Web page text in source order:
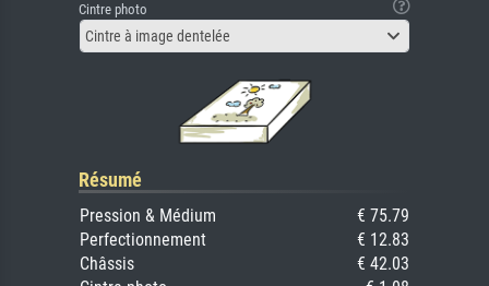
Cintre photo
Cintre à image dentelée
Résumé
Pression & Médium
€ 75.79
Perfectionnement
€ 12.83
Châssis
€ 42.03